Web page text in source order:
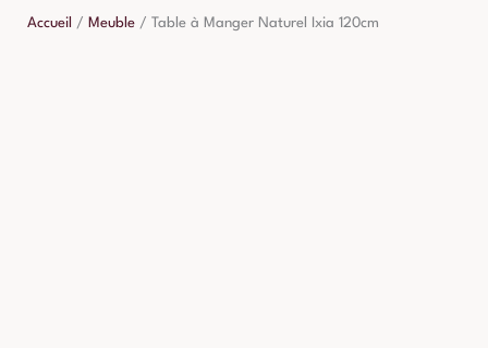
Accueil / Meuble / Table à Manger Naturel Ixia 120cm